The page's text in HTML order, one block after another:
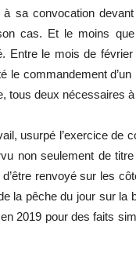
sa convocation
cas. Et le moins que
Entre le mois de
le commandement
tous deux nécessaires
usurpé l’exercice de
non seulement de
renvoyé sur les
la pêche du jour sur la
2019 pour des faits